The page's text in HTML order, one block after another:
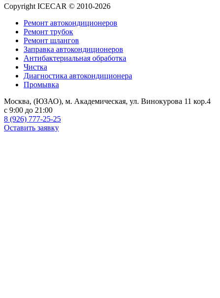
Copyright ICECAR © 2010-2026
Ремонт автокондиционеров
Ремонт трубок
Ремонт шлангов
Заправка автокондиционеров
Антибактериальная обработка
Чистка
Диагностика автокондиционера
Промывка
Москва, (ЮЗАО), м. Академическая, ул. Винокурова 11 кор.4
c 9:00 до 21:00
8 (926) 777-25-25
Оставить заявку